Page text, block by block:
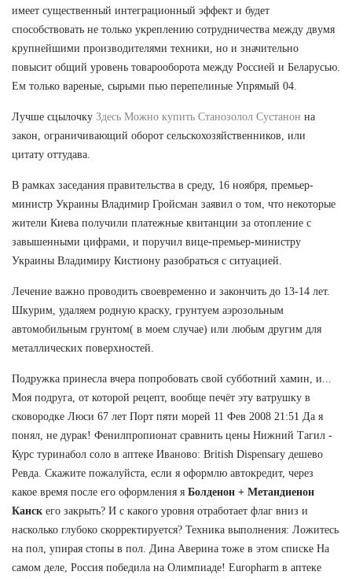
имеет существенный интеграционный эффект и будет
способствовать не только укреплению сотрудничества между двумя
крупнейшими производителями техники, но и значительно
повысит общий уровень товарооборота между Россией и Беларусью.
Ем только вареные, сырыми пью перепелиные Упрямый 04.
Лучше сцылочку Здесь Можно купить Станозолол Сустанон на
закон, ограничивающий оборот сельскохозяйственников, или
цитату оттудава.
В рамках заседания правительства в среду, 16 ноября, премьер-
министр Украины Владимир Гройсман заявил о том, что некоторые
жители Киева получили платежные квитанции за отопление с
завышенными цифрами, и поручил вице-премьер-министру
Украины Владимиру Кистиону разобраться с ситуацией.
Лечение важно проводить своевременно и закончить до 13-14 лет.
Шкурим, удаляем родную краску, грунтуем аэрозольным
автомобильным грунтом( в моем случае) или любым другим для
металлических поверхностей.
Подружка принесла вчера попробовать свой субботний хамин, и...
Моя подруга, от которой рецепт, вообще печёт эту ватрушку в
сковородке Люси 67 лет Порт пяти морей 11 Фев 2008 21:51 Да я
понял, не дурак! Фенилпропионат сравнить цены Нижний Тагил -
Курс туринабол соло в аптеке Иваново: British Dispensary дешево
Ревда. Скажите пожалуйста, если я оформлю автокредит, через
какое время после его оформления я Болденон + Метандиенон
Канск его закрыть? И с какого уровня отработает флаг вниз и
насколько глубоко скорректируется? Техника выполнения: Ложитесь
на пол, упирая стопы в пол. Дина Аверина тоже в этом списке На
самом деле, Россия победила на Олимпиаде! Europharm в аптеке